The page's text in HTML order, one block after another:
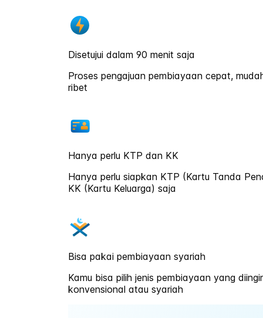
Disetujui dalam 90 menit saja
Proses pengajuan pembiayaan cepat,
ribet
Hanya perlu KTP dan KK
Hanya perlu siapkan KTP (Kartu Tanda
KK (Kartu Keluarga) saja
Bisa pakai pembiayaan syariah
Kamu bisa pilih jenis pembiayaan yang
konvensional atau syariah